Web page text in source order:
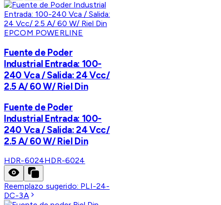
EPCOM POWERLINE
Fuente de Poder
Industrial Entrada: 100-
240 Vca / Salida: 24 Vcc/
2.5 A/ 60 W/ Riel Din
Fuente de Poder
Industrial Entrada: 100-
240 Vca / Salida: 24 Vcc/
2.5 A/ 60 W/ Riel Din
HDR-6024HDR-6024
Reemplazo sugerido: PLI-24-
DC-3A